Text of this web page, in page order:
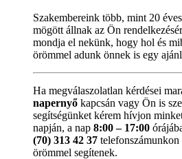
Szakembereink több, mint 20
mögött állnak az Ön
mondja el nekünk, hogy hol és
örömmel adunk önnek is egy
Ha megválaszolatlan kérdései
napernyő kapcsán vagy Ön is
segítségünket kérem hívjon
napján, a nap 8:00 – 17:00
(70) 313 42 37 telefonszámunkon
örömmel segítenek.